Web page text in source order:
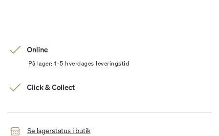
Online
På lager: 1-5 hverdages leveringstid
Click & Collect
Se lagerstatus i butik